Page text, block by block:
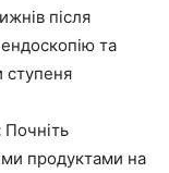
після
та
ступеня
Почніть
продуктами на